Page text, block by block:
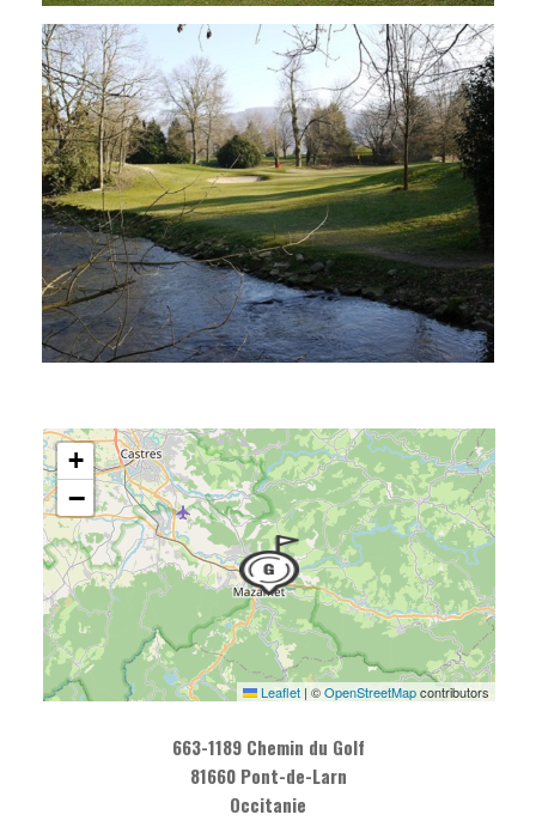
+
−
Leaflet | ©OpenStreetMapcontributors
663-1189 Chemin du Golf
81660 Pont-de-Larn
Occitanie